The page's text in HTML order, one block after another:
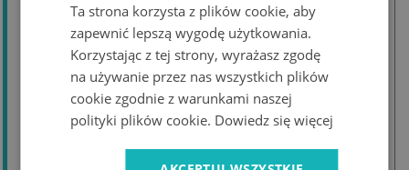
Krok 1:Zaznacz na ścianie miejsca, w których
wkręcisz dystanse.
Krok 2:Wkręć tulejki dystansowe do ściany i
upewnij się, że są prawidłowo przymocowane.
Krok 3:Wkręty dystansowe umieść w
przygotowanych otworach tablicy.
Ta strona korzysta z plików cookie, aby
zapewnić lepszą wygodę użytkowania.
Korzystając z tej strony, wyrażasz zgodę
na używanie przez nas wszystkich plików
cookie zgodnie z warunkami naszej
polityki plików cookie. Dowiedz się więcej